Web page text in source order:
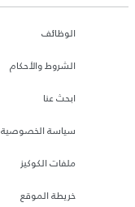
الوظائف
الشروط والأحكام
ابحث عنا
سياسة الخصوصية
ملفات الكوكيز
خريطة الموقع